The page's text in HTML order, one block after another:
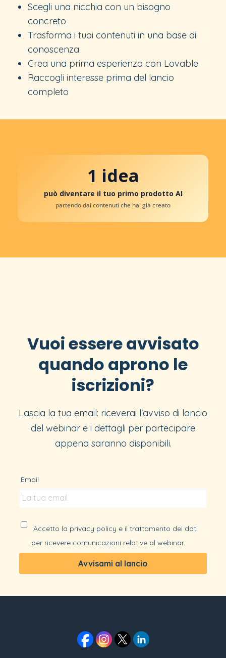
Scegli una nicchia con un bisogno
concreto
Trasforma i tuoi contenuti in una base di
conoscenza
Crea una prima esperienza con Lovable
Raccogli interesse prima del lancio
completo
1 idea
può diventare il tuo primo prodotto AI
partendo dai contenuti che hai già creato
Vuoi essere avvisato
quando aprono le
iscrizioni?
Lascia la tua email: riceverai l'avviso di lancio
del webinar e i dettagli per partecipare
appena saranno disponibili.
Email
Accetto la privacy policy e il trattamento dei dati
per ricevere comunicazioni relative al webinar.
Avvisami al lancio